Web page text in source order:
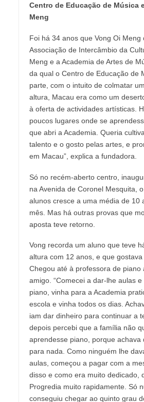
Centro de Educação de Música
Meng
Foi há 34 anos que Vong Oi Meng
Associação de Intercâmbio da
Meng e a Academia de Artes de
da qual o Centro de Educação de
parte, com o intuito de colmatar
altura, Macau era como um
à oferta de actividades artísticas.
poucos lugares onde se
que abri a Academia. Queria
talento e o gosto pelas artes, e
em Macau”, explica a fundadora.
Só no recém-aberto centro,
na Avenida de Coronel Mesquita,
alunos cresce a uma média de 10
mês. Mas há outras provas que
aposta teve retorno.
Vong recorda um aluno que teve
altura com 12 anos, e que
Chegou até à professora de piano
amigo. “Comecei a dar-lhe aulas
piano, vinha para a Academia
escola e vinha todos os dias.
iam dar dinheiro para continuar a
depois percebi que a família não
aprendesse piano, porque achava
para nada. Como ninguém lhe
aulas, começou a pagar com a
disso e como era muito dedicado,
Progredia muito rapidamente. Só
conseguiu chegar ao quinto grau